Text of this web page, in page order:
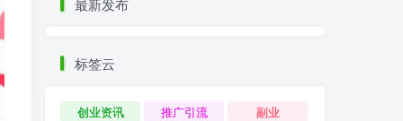
标签云
创业资讯 推广引流
副业